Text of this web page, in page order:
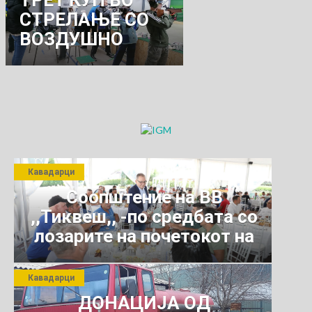
СТРЕЛАЊЕ СО
ВОЗДУШНО
ОРУЖЈЕ
Соопштение на ВВ
,,Тиквеш,, -по средбата со
лозарите на почетокот на
јули 2026 г.
Кавадарци
ДОНАЦИЈА ОД
Кавадарци